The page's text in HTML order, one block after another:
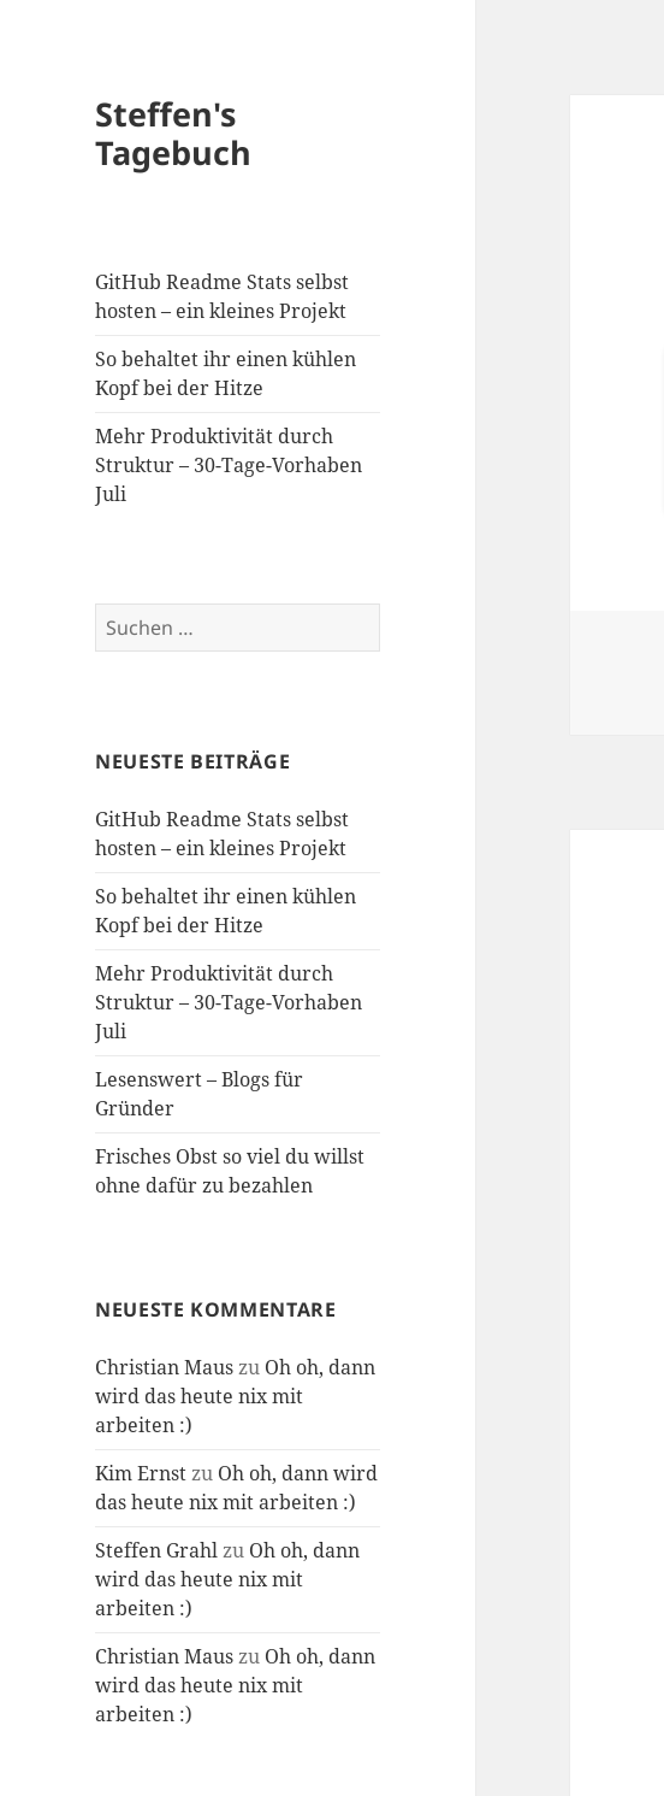
Steffen's
Tagebuch
GitHub Readme Stats selbst
hosten – ein kleines Projekt
So behaltet ihr einen kühlen
Kopf bei der Hitze
Mehr Produktivität durch
Struktur – 30-Tage-Vorhaben
Juli
Suchen
nach:
NEUESTE BEITRÄGE
GitHub Readme Stats selbst
hosten – ein kleines Projekt
So behaltet ihr einen kühlen
Kopf bei der Hitze
Mehr Produktivität durch
Struktur – 30-Tage-Vorhaben
Juli
Lesenswert – Blogs für
Gründer
Frisches Obst so viel du willst
ohne dafür zu bezahlen
NEUESTE KOMMENTARE
Christian Mauszu Oh oh, dann
wird das heute nix mit
arbeiten :)
Kim Ernstzu Oh oh, dann wird
das heute nix mit arbeiten :)
Steffen Grahlzu Oh oh, dann
wird das heute nix mit
arbeiten :)
Christian Mauszu Oh oh, dann
wird das heute nix mit
arbeiten :)